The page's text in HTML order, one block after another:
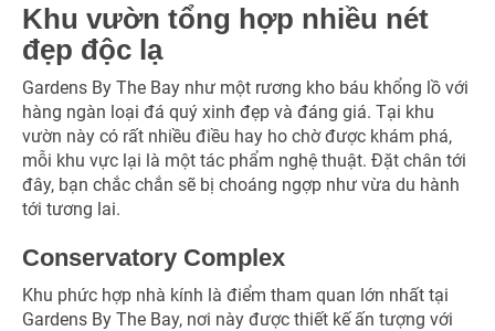
Khu vườn tổng hợp nhiều nét
đẹp độc lạ
Gardens By The Bay như một rương kho báu khổng lồ với
hàng ngàn loại đá quý xinh đẹp và đáng giá. Tại khu
vườn này có rất nhiều điều hay ho chờ được khám phá,
mỗi khu vực lại là một tác phẩm nghệ thuật. Đặt chân tới
đây, bạn chắc chắn sẽ bị choáng ngợp như vừa du hành
tới tương lai.
Conservatory Complex
Khu phức hợp nhà kính là điểm tham quan lớn nhất tại
Gardens By The Bay, nơi này được thiết kế ấn tượng với